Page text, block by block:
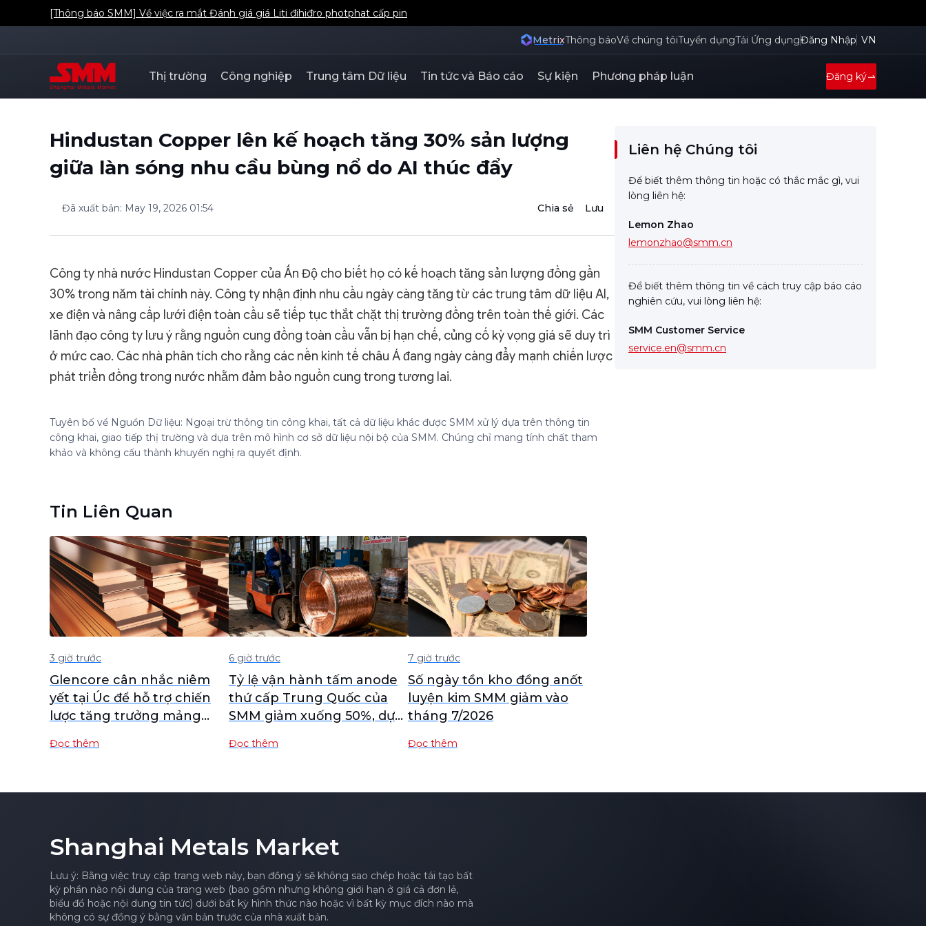
[Thông báo SMM] Về việc ra mắt Đánh giá giá Liti đihiđro photphat cấp pin
MetrixThông báoVề chúng tôiTuyển dụngTải Ứng dụngĐăng Nhập VN
Thị trường Công nghiệp Trung tâm Dữ liệu Tin tức và Báo cáo Sự kiện Phương pháp luận Đăng ký
Hindustan Copper lên kế hoạch tăng 30% sản lượng
giữa làn sóng nhu cầu bùng nổ do AI thúc đẩy
Đã xuất bản: May 19, 2026 01:54 Chia sẻ Lưu
Công ty nhà nước Hindustan Copper của Ấn Độ cho biết họ có kế hoạch tăng sản lượng đồng gần
30% trong năm tài chính này. Công ty nhận định nhu cầu ngày càng tăng từ các trung tâm dữ liệu AI,
xe điện và nâng cấp lưới điện toàn cầu sẽ tiếp tục thắt chặt thị trường đồng trên toàn thế giới. Các
lãnh đạo công ty lưu ý rằng nguồn cung đồng toàn cầu vẫn bị hạn chế, củng cố kỳ vọng giá sẽ duy trì
ở mức cao. Các nhà phân tích cho rằng các nền kinh tế châu Á đang ngày càng đẩy mạnh chiến lược
phát triển đồng trong nước nhằm đảm bảo nguồn cung trong tương lai.
Tuyên bố về Nguồn Dữ liệu: Ngoại trừ thông tin công khai, tất cả dữ liệu khác được SMM xử lý dựa trên thông tin
công khai, giao tiếp thị trường và dựa trên mô hình cơ sở dữ liệu nội bộ của SMM. Chúng chỉ mang tính chất tham
khảo và không cấu thành khuyến nghị ra quyết định.
Tin Liên Quan
3 giờ trước
Glencore cân nhắc niêm
yết tại Úc để hỗ trợ chiến
lược tăng trưởng mảng
Đọc thêm
6 giờ trước
Tỷ lệ vận hành tấm anode
thứ cấp Trung Quốc của
SMM giảm xuống 50%, dự
Đọc thêm
7 giờ trước
Số ngày tồn kho đồng anốt
luyện kim SMM giảm vào
tháng 7/2026
Đọc thêm
Liên hệ Chúng tôi
Để biết thêm thông tin hoặc có thắc mắc gì, vui
lòng liên hệ:
Lemon Zhao
lemonzhao@smm.cn
Để biết thêm thông tin về cách truy cập báo cáo
nghiên cứu, vui lòng liên hệ:
SMM Customer Service
service.en@smm.cn
Shanghai Metals Market
Lưu ý: Bằng việc truy cập trang web này, bạn đồng ý sẽ không sao chép hoặc tái tạo bất
kỳ phần nào nội dung của trang web (bao gồm nhưng không giới hạn ở giá cả đơn lẻ,
biểu đồ hoặc nội dung tin tức) dưới bất kỳ hình thức nào hoặc vì bất kỳ mục đích nào mà
không có sự đồng ý bằng văn bản trước của nhà xuất bản.